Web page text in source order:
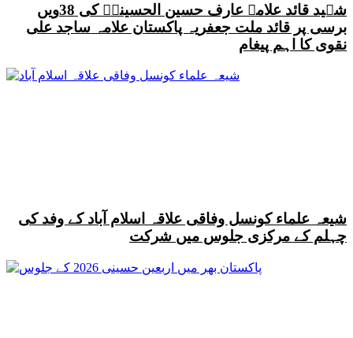
شہید قائد علامہ عارف حسین الحسینیؒ کی 38ویں
برسی پر قائد ملت جعفریہ پاکستان علامہ ساجد علی
نقوی کا اہم پیغام
شیعہ علماء کونسل وفاقی علاقہ اسلام آباد کے وفد کی
چہلم کے مرکزی جلوس میں شرکت